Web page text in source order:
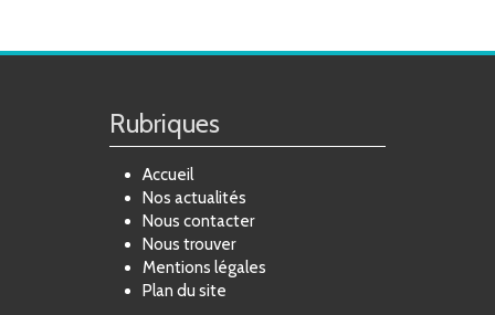
Rubriques
Accueil
Nos actualités
Nous contacter
Nous trouver
Mentions légales
Plan du site